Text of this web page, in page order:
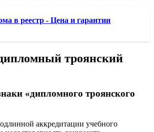
в реестр - Цена и гарантии
троянский
«дипломного троянского
аккредитации учебного